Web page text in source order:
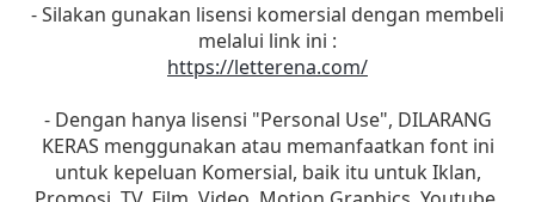
- Silakan gunakan lisensi komersial dengan membeli
melalui link ini :
https://letterena.com/
- Dengan hanya lisensi "Personal Use", DILARANG
KERAS menggunakan atau memanfaatkan font ini
untuk kepeluan Komersial, baik itu untuk Iklan,